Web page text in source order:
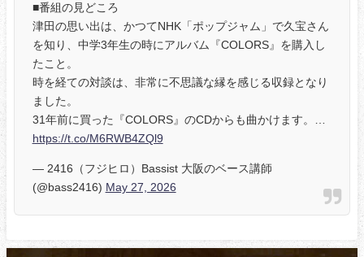
■番組の見どころ
津田の思い出は、かつてNHK「ポップジャム」で久宝さん
を知り、中学3年生の時にアルバム『COLORS』を購入し
たこと。
時を経ての対談は、非常に不思議な縁を感じる収録となり
ました。
31年前に買った『COLORS』のCDからも曲かけます。…
https://t.co/M6RWB4ZQl9
— 2416（フジヒロ）Bassist 大阪のベース講師
(@bass2416) May 27, 2026